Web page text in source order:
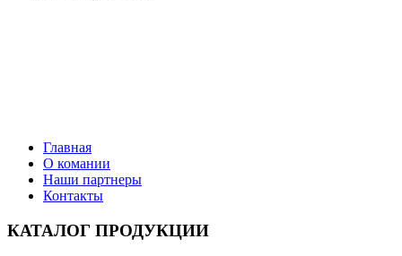
Главная
О комании
Наши партнеры
Контакты
КАТАЛОГ ПРОДУКЦИИ